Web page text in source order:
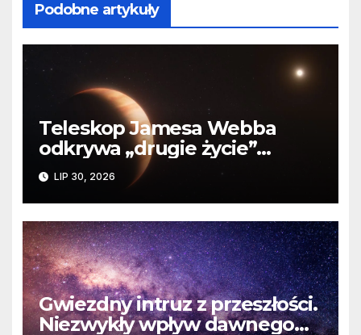
Podobne artykuły
Teleskop Jamesa Webba
odkrywa „drugie życie”
planety krążącej wokół
martwej gwiazdy
LIP 30, 2026
Gwiezdny intruz z przeszłości.
Niezwykły wpływ dawnego